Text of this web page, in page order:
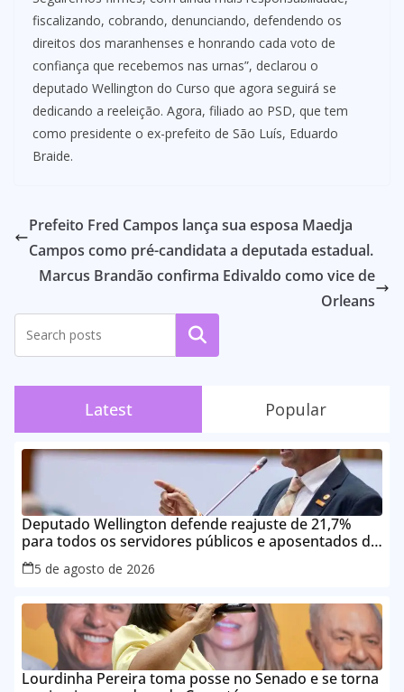
fiscalizando, cobrando, denunciando, defendendo os
direitos dos maranhenses e honrando cada voto de
confiança que recebemos nas urnas”, declarou o
deputado Wellington do Curso que agora seguirá se
dedicando a reeleição. Agora, filiado ao PSD, que tem
como presidente o ex-prefeito de São Luís, Eduardo
Braide.
Prefeito Fred Campos lança sua esposa Maedja
Campos como pré-candidata a deputada estadual.
Marcus Brandão confirma Edivaldo como vice de
Orleans
Pesquisar
Latest Popular
Deputado Wellington defende reajuste de 21,7%
para todos os servidores públicos e aposentados do
Maranhão
5 de agosto de 2026
Lourdinha Pereira toma posse no Senado e se torna